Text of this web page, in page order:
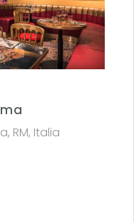
RM, Italia